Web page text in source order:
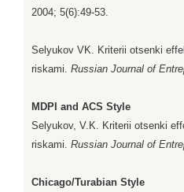
2004; 5(6):49-53.
Selyukov VK. Kriterii otsenki
riskami. Russian Journal of
MDPI and ACS Style
Selyukov, V.K. Kriterii otsenki
riskami. Russian Journal of
Chicago/Turabian Style